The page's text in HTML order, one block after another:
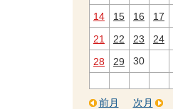
14
15 16 17
21
22 23 24
28
29 30
前月 次月